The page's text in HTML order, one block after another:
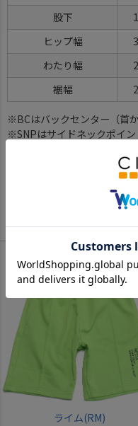
股下
ヒップ幅
わたり幅
裾幅
※BCはバックセンター（首
※SNPはサイドネックポイ
Color
ライム(RM)